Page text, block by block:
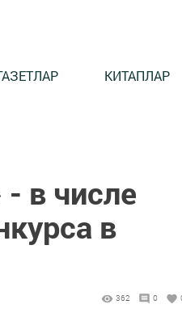
КИТАПЛАР
в числе
в
362 0